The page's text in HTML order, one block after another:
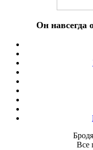
Он навсегда
Все